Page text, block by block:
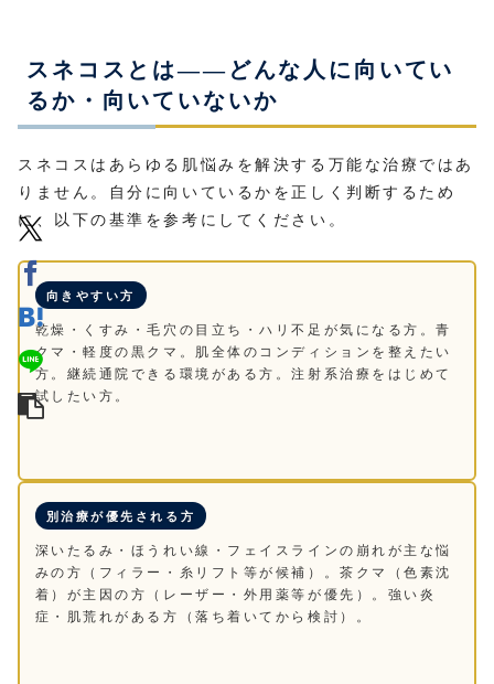
スネコスとは——どんな人に向いてい
るか・向いていないか
スネコスはあらゆる肌悩みを解決する万能な治療ではあ
りません。自分に向いているかを正しく判断するため
に、以下の基準を参考にしてください。
向きやすい方
乾燥・くすみ・毛穴の目立ち・ハリ不足が気になる方。青
クマ・軽度の黒クマ。肌全体のコンディションを整えたい
方。継続通院できる環境がある方。注射系治療をはじめて
試したい方。
別治療が優先される方
深いたるみ・ほうれい線・フェイスラインの崩れが主な悩
みの方（フィラー・糸リフト等が候補）。茶クマ（色素沈
着）が主因の方（レーザー・外用薬等が優先）。強い炎
症・肌荒れがある方（落ち着いてから検討）。